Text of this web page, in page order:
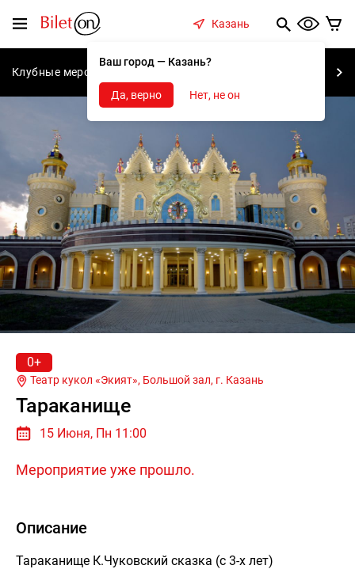
Меню
Казань
Ваш город — Казань?
Да, верно Нет, не он
Клубные мероприятия
0+
Театр кукол «Экият», Большой зал, г. Казань
Тараканище
15 Июня, Пн 11:00
Мероприятие уже прошло.
Описание
Тараканище К.Чуковский сказка (с 3-х лет)